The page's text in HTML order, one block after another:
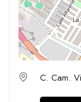
C. Cam.